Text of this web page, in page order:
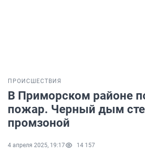
ПРОИСШЕСТВИЯ
В Приморском районе
пожар. Черный дым
промзоной
4 апреля 2025, 19:17 14 157